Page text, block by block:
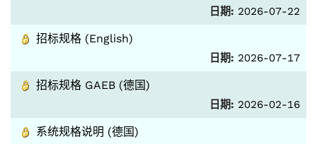
日期: 2026-07-22
招标规格 (English)
日期: 2026-07-17
招标规格 GAEB (德国)
日期: 2026-02-16
系统规格说明 (德国)